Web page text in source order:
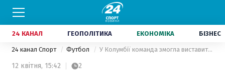
24 КАНАЛ ГЕОПОЛІТИКА ЕКОНОМІКА БІЗНЕС
24 канал Спорт Футбол У Колумбії команда змогла виставити на матч чемпіонату лише сім гравців
12 квітня, 15:42 2